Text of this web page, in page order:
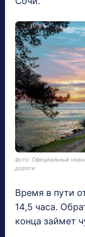
фото: Официальный
дороги
Время в пути
14,5 часа.
конца займет